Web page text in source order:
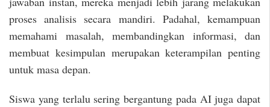
proses analisis secara mandiri. Padahal, kemampuan
memahami masalah, membandingkan informasi, dan
membuat kesimpulan merupakan keterampilan penting
untuk masa depan.
Siswa yang terlalu sering bergantung pada AI juga dapat